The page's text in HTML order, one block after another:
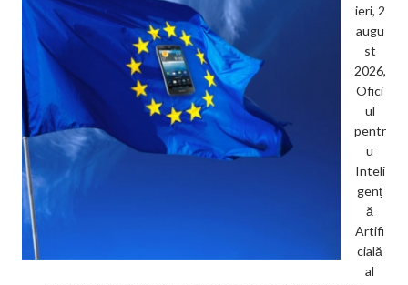
ieri, 2
augu
st
2026,
Ofici
ul
pentr
u
Inteli
genț
ă
Artifi
cială
al